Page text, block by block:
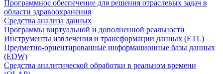
Программное обеспечение для решения отраслевых задач в
области здравоохранения
Средства анализа данных
Программы виртуальной и дополненной реальности
Инструменты извлечения и трансформации данных (ETL)
Предметно-ориентированные информационные базы данных
(EDW)
Средства аналитической обработки в реальном времени